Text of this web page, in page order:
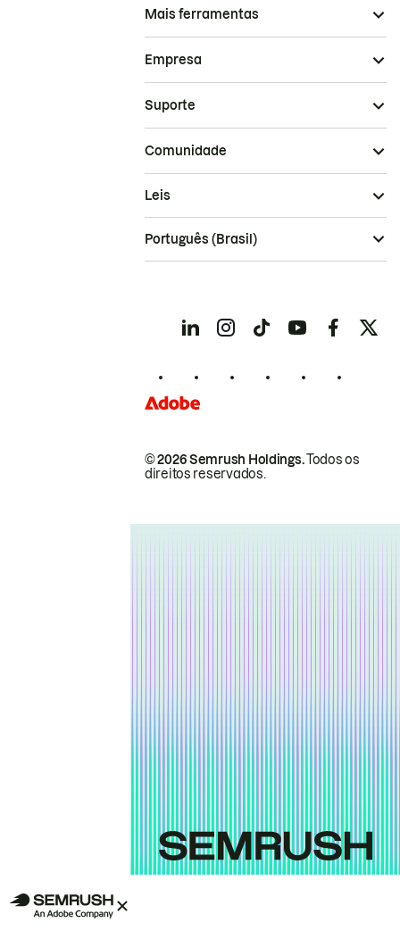
Mais ferramentas
Empresa
Suporte
Comunidade
© 2026 Semrush Holdings.Todos os
direitos reservados.
Leis
Português (Brasil)